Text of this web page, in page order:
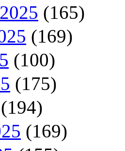
(165)
(169)
(100)
(175)
(194)
(169)